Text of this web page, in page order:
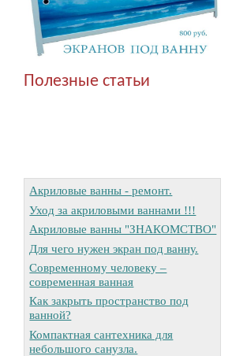
Полезные статьи
Акриловые ванны - ремонт.
Уход за акриловыми ваннами !!!
Акриловые ванны "ЗНАКОМСТВО"
Для чего нужен экран под ванну.
Современному человеку –
современная ванная
Как закрыть пространство под
ванной?
Компактная сантехника для
небольшого санузла.